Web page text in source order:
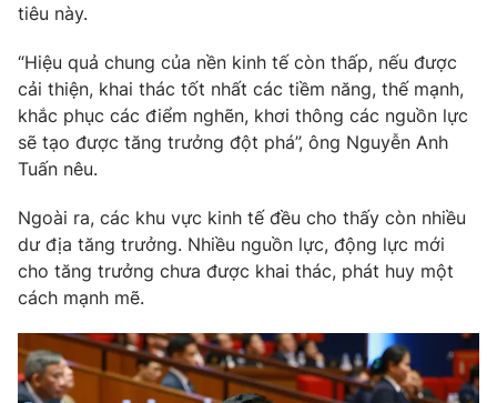
Liên hệ tòa soạn
THỜI BÁO VTV
Theo dõi báo trên
Cơ quan chủ quản: Đài Truyền hình Việt Nam
Cơ quan báo chí:
Giấy phép hoạt động báo in và báo điện tử số 483/GP-BTTTT
cấp ngày 29/12/2023
Tổng Biên tập:Vũ Thanh Thủy
tiêu này.
“Hiệu quả chung của nền kinh tế còn thấp, nếu được
cải thiện, khai thác tốt nhất các tiềm năng, thế mạnh,
khắc phục các điểm nghẽn, khơi thông các nguồn lực
sẽ tạo được tăng trưởng đột phá”, ông Nguyễn Anh
Tuấn nêu.
Ngoài ra, các khu vực kinh tế đều cho thấy còn nhiều
dư địa tăng trưởng. Nhiều nguồn lực, động lực mới
cho tăng trưởng chưa được khai thác, phát huy một
cách mạnh mẽ.